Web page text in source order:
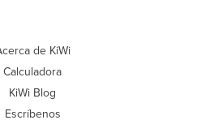
de KiWi
Calculadora
KiWi Blog
Escríbenos